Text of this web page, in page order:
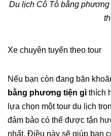
Du lịch Cô Tô bằng
Xe chuyên tuyến theo tour
Nếu bạn còn đang băn
bằng phương tiện gì thích
lựa chọn một tour du lịch
đảm bảo có thể được tận
nhất. Điều này sẽ giúp bạn